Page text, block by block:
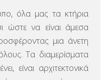
όλα μας τα κτήρια
ώστε να είναι άμεσα
μια άνετη
Τα διαμερίσματα
είναι αρχιτεκτονικά